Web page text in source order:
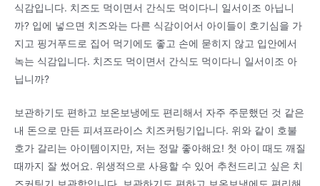
식감입니다. 치즈도 먹이면서 간식도 먹이다니 일서이조 아닙니
까? 입에 넣으면 치즈와는 다른 식감이어서 아이들이 호기심을 가
지고 핑거푸드로 집어 먹기에도 좋고 손에 묻히지 않고 입안에서
녹는 식감입니다. 치즈도 먹이면서 간식도 먹이다니 일서이조 아
닙니까?
보관하기도 편하고 보온보냉에도 편리해서 자주 주문했던 것 같은
내 돈으로 만든 피셔프라이스 치즈커팅기입니다. 위와 같이 호불
호가 갈리는 아이템이지만, 저는 정말 좋아해요! 첫 아이 때도 깨질
때까지 잘 썼어요. 위생적으로 사용할 수 있어 추천드리고 싶은 치
즈커팅기 보관함입니다. 보관하기도 편하고 보온보냉에도 편리해